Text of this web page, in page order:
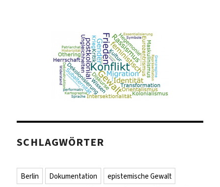
SCHLAGWÖRTER
Berlin Dokumentation
epistemische Gewalt